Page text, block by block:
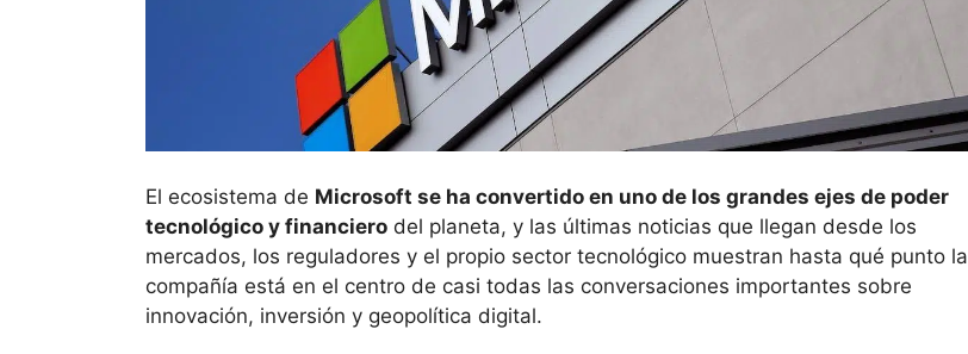
El ecosistema de Microsoft se ha convertido en uno de los grandes ejes de poder
tecnológico y financiero del planeta, y las últimas noticias que llegan desde los
mercados, los reguladores y el propio sector tecnológico muestran hasta qué punto la
compañía está en el centro de casi todas las conversaciones importantes sobre
innovación, inversión y geopolítica digital.